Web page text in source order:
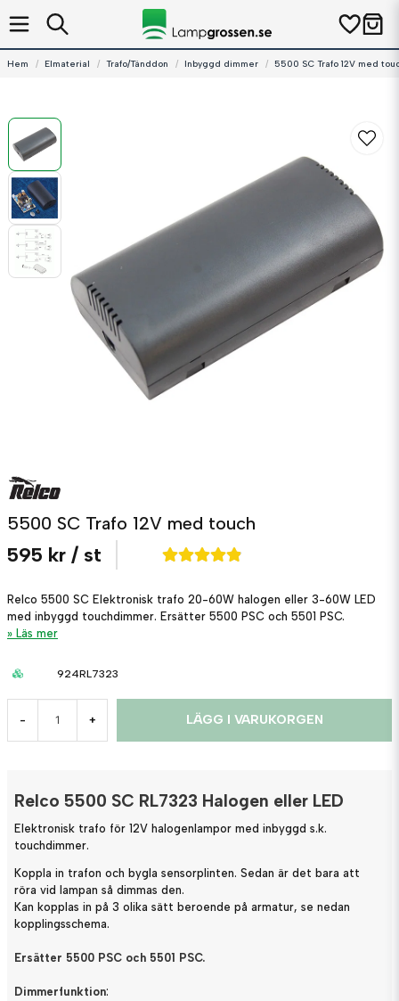
Hem Elmaterial Trafo/Tänddon Inbyggd dimmer 5500 SC Trafo 12V med
5500 SC Trafo 12V med touch
595 kr / st
Relco 5500 SC Elektronisk trafo 20-60W halogen eller 3-60W LED
med inbyggd touchdimmer. Ersätter 5500 PSC och 5501 PSC.
Läs mer
924RL7323
- + LÄGG I VARUKORGEN
Relco 5500 SC RL7323 Halogen eller LED
Elektronisk trafo för 12V halogenlampor med inbyggd s.k.
touchdimmer.
Koppla in trafon och bygla sensorplinten. Sedan är det bara att
röra vid lampan så dimmas den.
Kan kopplas in på 3 olika sätt beroende på armatur, se nedan
kopplingsschema.
Ersätter 5500 PSC och 5501 PSC.
Dimmerfunktion: